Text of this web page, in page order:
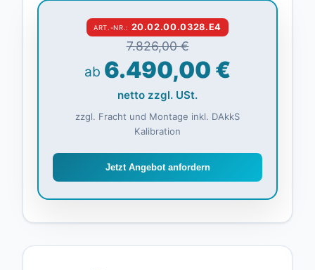
ART.-NR.: 20.02.00.0328.E4
7.826,00 €
ab 6.490,00 €
netto zzgl. USt.
zzgl. Fracht und Montage inkl. DAkkS
Kalibration
Jetzt Angebot anfordern